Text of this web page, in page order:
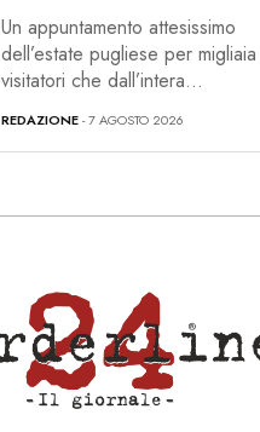
Un appuntamento attesissimo
dell’estate pugliese per
visitatori che dall’intera...
REDAZIONE- 7 AGOSTO 2026